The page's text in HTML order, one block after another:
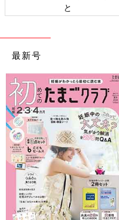
性別が男の子とわかったと
とアドバイスされたさわだ
(@mogmog_chiakimeshi)
と
最新号